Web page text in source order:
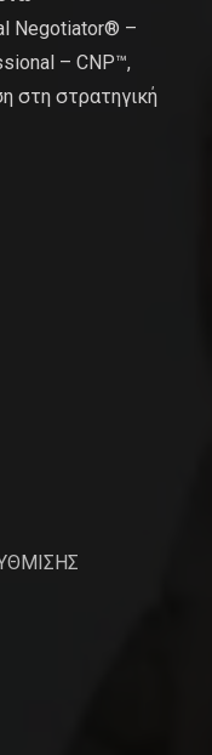
Negotiator® –
– CNP™,
στη στρατηγική